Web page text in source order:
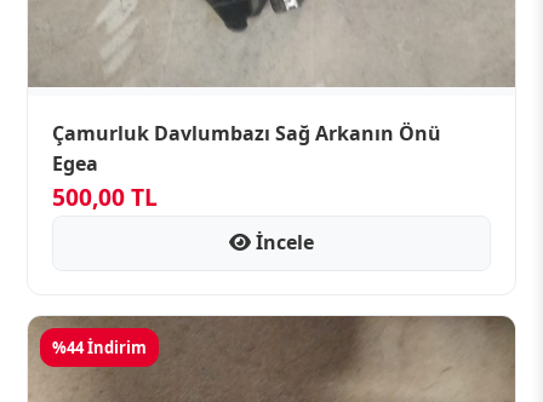
Çamurluk Davlumbazı Sağ Arkanın Önü
Egea
500,00 TL
İncele
%44 İndirim